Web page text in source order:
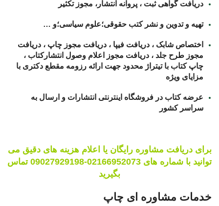
دریافت گواهی ثبت ، پروانه انتشار، مجوز تکثیر
تهیه و تدوین و نشر کتب حقوقی؛علوم سیاسی؛و …
اختصاص شابک ، دریافت فیپا ، دریافت مجوز چاپ ، دریافت
مجوز طرح جلد ، دریافت مجوز اعلام وصول انتشارکتاب ،
چاپ کتاب با تیتراژ محدود جهت ارائه رزومه مقطع دکتری با
مزایای ویژه
عرضه کتاب در فروشگاه اینترنتی انتشارات و ارسال به
سراسر کشور
برای دریافت مشاوره رایگان یا اعلام هزینه های دقیق می
توانید با شماره های 02166952073-09027929198 تماس
بگیرید
خدمات مشاوره ای چاپ